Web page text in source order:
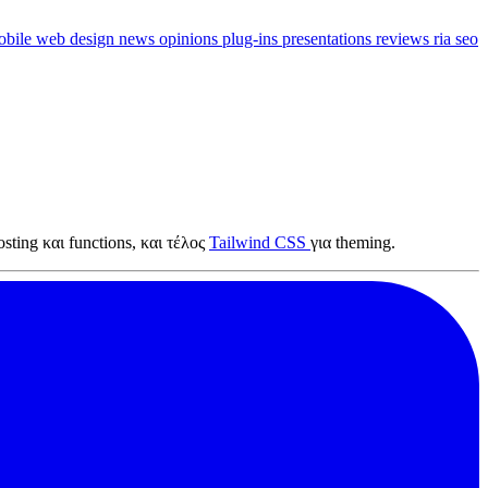
web design news opinions plug-ins presentations reviews ria seo
και functions, και τέλος Tailwind CSS για theming.